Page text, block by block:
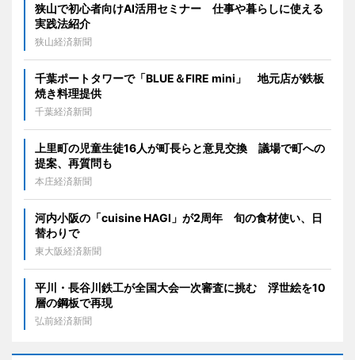
狭山で初心者向けAI活用セミナー 仕事や暮らしに使える
実践法紹介
狭山経済新聞
千葉ポートタワーで「BLUE＆FIRE mini」 地元店が鉄板
焼き料理提供
千葉経済新聞
上里町の児童生徒16人が町長らと意見交換 議場で町への
提案、再質問も
本庄経済新聞
河内小阪の「cuisine HAGI」が2周年 旬の食材使い、日
替わりで
東大阪経済新聞
平川・長谷川鉄工が全国大会一次審査に挑む 浮世絵を10
層の鋼板で再現
弘前経済新聞